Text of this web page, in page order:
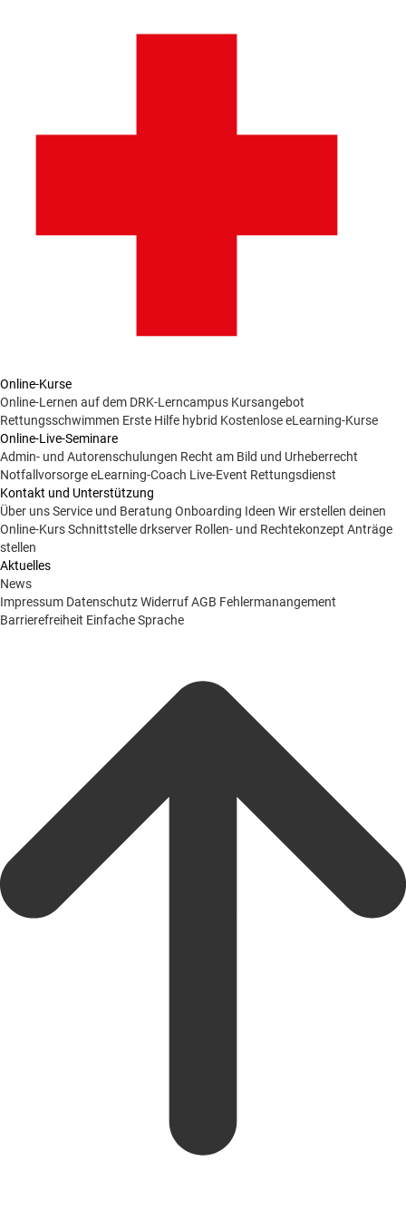
Online-Kurse
Online-Lernen auf dem DRK-Lerncampus Kursangebot
Rettungsschwimmen Erste Hilfe hybrid Kostenlose eLearning-Kurse
Online-Live-Seminare
Admin- und Autorenschulungen Recht am Bild und Urheberrecht
NotfallvorsorgeeLearning-Coach Live-Event Rettungsdienst
Kontakt und Unterstützung
Über unsService und Beratung Onboarding Ideen Wir erstellen deinen
Online-KursSchnittstelle drkserver Rollen- und Rechtekonzept Anträge
stellen
Aktuelles
News
Impressum DatenschutzWiderrufAGB Fehlermanangement
Barrierefreiheit Einfache Sprache